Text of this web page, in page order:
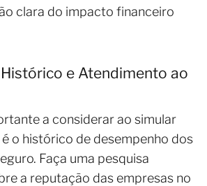
clara do impacto financeiro
e Atendimento ao
a considerar ao simular
o histórico de desempenho dos
Faça uma pesquisa
a reputação das empresas no